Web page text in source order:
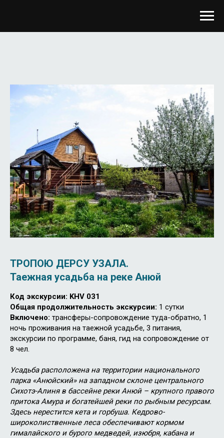
ТРОПОЮ ДЕРСУ УЗАЛА.
Таежная усадьба на реке Анюй
Код экскурсии: KHV 031
Общая продолжительность экскурсии: 1 сутки
Включено: трансферы-сопровождение туда-обратно, 1
ночь проживания на таежной усадьбе, 3 питания,
экскурсии по программе, баня, гид на сопровождение от
8 чел.
Усадьба расположена на территории национального
парка «Анюйский» на западном склоне центрального
Сихотэ-Алиня в бассейне реки Анюй – крупного правого
притока Амура и богатейшей реки по рыбным ресурсам.
Здесь нерестится кета и горбуша. Кедрово-
широколиственные леса обеспечивают кормом
гималайского и бурого медведей, изюбря, кабана и